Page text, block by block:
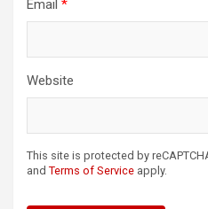
Email *
Website
This site is protected by
and Terms of Service apply.